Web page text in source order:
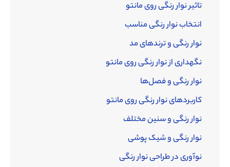
تاثیر نوار رنگی روی مانتو
انتخاب نوار رنگی مناسب
نوار رنگی و ترندهای مد
نگهداری از نوار رنگی روی مانتو
نوار رنگی و فصل‌ها
کاربردهای نوار رنگی روی مانتو
نوار رنگی و سنین مختلف
نوار رنگی و شیک پوشی
نوآوری در طراحی نوار رنگی